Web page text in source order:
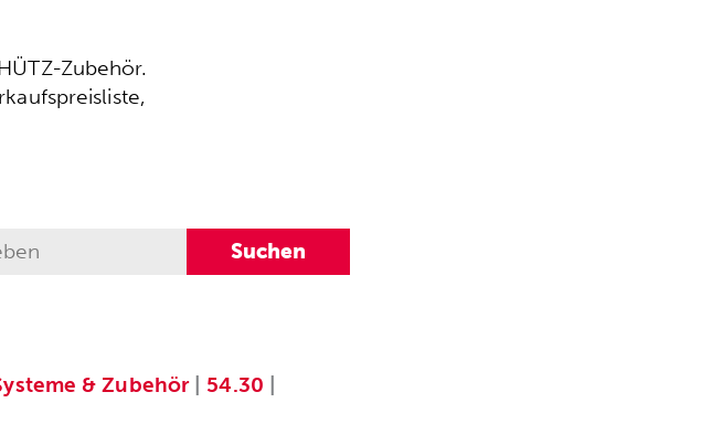
Zubehör.
& Zubehör| 54.30